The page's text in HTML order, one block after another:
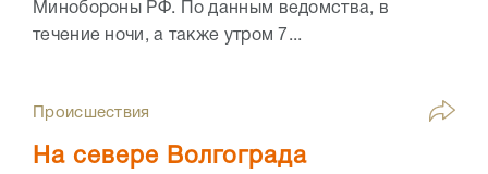
Минобороны РФ. По данным ведомства, в
течение ночи, а также утром 7...
Происшествия
На севере Волгограда